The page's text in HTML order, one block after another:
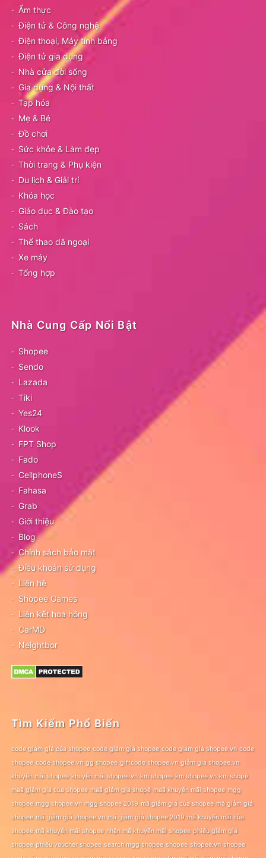
Ẩm thực
Điện tử & Công nghệ
Điện thoại, Máy tính bảng
Điện tử gia dụng
Nhà cửa đời sống
Gia dụng & Nội thất
Tạp hóa
Mẹ & Bé
Đồ chơi
Sức khỏe & Làm đẹp
Thời trang & Phụ kiện
Du lịch & Giải trí
Khóa học
Giáo dục & Đào tạo
Sách
Thể thao dã ngoại
Xe máy
Tổng hợp
Nhà Cung Cấp Nổi Bật
Shopee
Sendo
Lazada
Tiki
Yes24
Klook
FPT Shop
Fado
CellphoneS
Fahasa
Grab
Giới thiệu
Blog
Chính sách bảo mật
Điều khoản sử dụng
Liên hệ
Shopee Games
Liên kết hoa hồng
CarMD
Neightbor
Tìm Kiếm Phổ Biến
code giảm giá của shopee code giảm giá shopee code giảm giá shopee.vn code
shopee code shopee.vn gg shopee giftcode shopee.vn giảm giá shopee.vn
khuyến mãi shopee khuyến mãi shopee.vn km shopee km shopee vn km shopê
maã giảm giá của shopee maã giảm giá shopê maã khuyến mãi shopee mgg
shopee mgg shopee.vn mgg shopee 2019 mã giảm giá của shopee mã giảm giá
shopee mã giảm giá shopee.vn mã giảm giá shopee 2019 mã khuyến mãi của
shopee mã khuyến mãi shopee nhận mã khuyến mãi shopee phiếu giảm giá
shopee phiếu voucher shopee search mgg shopee shopee shopee.vn shopee